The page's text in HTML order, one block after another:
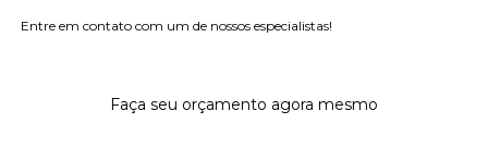
Entre em contato com um de nossos especialistas!
Faça seu orçamento agora mesmo